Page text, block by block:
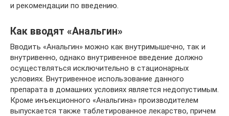
и рекомендации по введению.
Как вводят «Анальгин»
Вводить «Анальгин» можно как внутримышечно, так и
внутривенно, однако внутривенное введение должно
осуществляться исключительно в стационарных
условиях. Внутривенное использование данного
препарата в домашних условиях является недопустимым.
Кроме инъекционного «Анальгина» производителем
выпускается также таблетированное лекарство, причем